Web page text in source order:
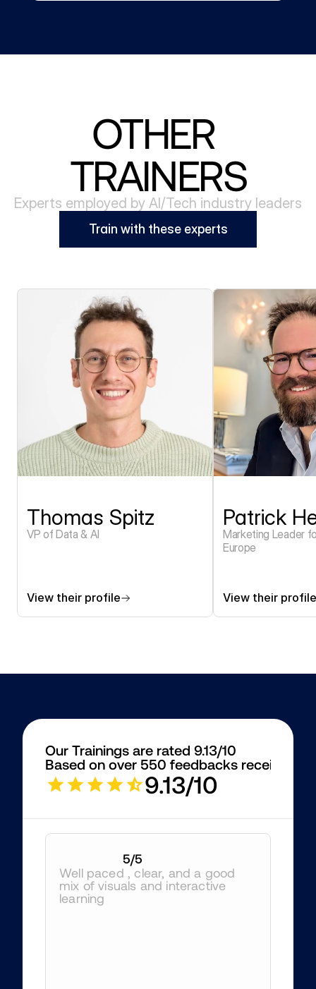
OTHER
TRAINERS
Experts employed by AI/Tech industry leaders
Train with these experts
Thomas Spitz
VP of Data & AI
View their profile
Patrick
Marketing Leader
Europe
View their profile
Our Trainings are rated 9.13/10
Based on over 550 feedbacks received
9.13/10
5/5
Well paced , clear, and a good
mix of visuals and interactive
learning